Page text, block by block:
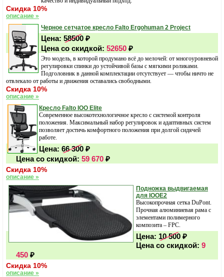
Скидка 10%
описание »
Черное сетчатое кресло Falto Ergohuman 2 Project
Цена: 58500 ₽
Цена со скидкой: 52650 ₽
Это модель, в которой продумано всё до мелочей: от многоуровневой
регулировки спинки до устойчивой базы с мягкими роликами.
Подголовник в данной комплектации отсутствует — чтобы ничто не
отвлекало от работы и движения оставались свободными.
Скидка 10%
описание »
Кресло Falto IOO Elite
Современное высокотехнологичное кресло с системой контроля
положения. Максимальный набор регулировок и адаптивных систем
позволяет достичь комфортного положения при долгой сидячей
работе.
Цена: 66 300 ₽
Цена со скидкой: 59 670 ₽
Скидка 10%
описание »
Подножка выдвигаемая
для IOOE2
Высокопрочная сетка DuPont.
Прочная алюминиевая рама с
элементами полимерного
композита – FPC.
Цена: 10 500 ₽
Цена со скидкой: 9
450 ₽
Скидка 10%
описание »